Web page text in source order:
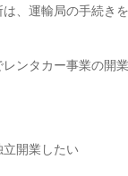
、運輸局の手続き
ンタカー事業の開
立開業したい